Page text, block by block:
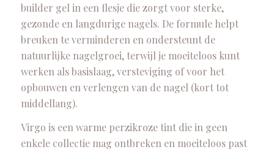
builder gel in een flesje die zorgt voor sterke,
gezonde en langdurige nagels. De formule helpt
breuken te verminderen en ondersteunt de
natuurlijke nagelgroei, terwijl je moeiteloos kunt
werken als basislaag, versteviging of voor het
opbouwen en verlengen van de nagel (kort tot
middellang).
Virgo is een warme perzikroze tint die in geen
enkele collectie mag ontbreken en moeiteloos past